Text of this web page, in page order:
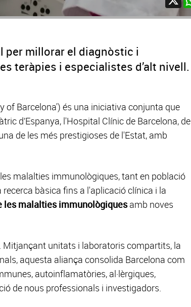
per millorar el diagnòstic i
teràpies i especialistes d’alt nivell.
of Barcelona') és una iniciativa conjunta que
d’Espanya, l'Hospital Clínic de Barcelona, de
de les més prestigioses de l'Estat, amb
malalties immunològiques, tant en població
bàsica fins a l'aplicació clínica i la
malalties immunològiquesamb noves
Mitjançant unitats i laboratoris compartits, la
aquesta aliança consolida Barcelona com
autoinflamatòries, al·lèrgiques,
de nous professionals i investigadors.